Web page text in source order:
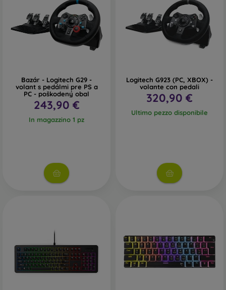
Bazár - Logitech G29 -
volant s pedálmi pre PS a
PC - poškodený obal
243,90 €
In magazzino 1 pz
Logitech G923 (PC, XBOX) -
volante con pedali
320,90 €
Ultimo pezzo disponibile